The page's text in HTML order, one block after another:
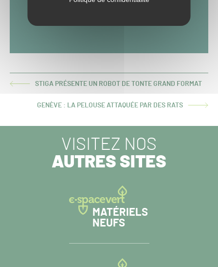
ARTICLESTIGA PRÉSENTE UN ROBOT DE TONTE GRAND FORMAT
ARTICLE
GENÈVE : LA PELOUSE ATTAQUÉE PAR DES RATS
VISITEZ NOS
AUTRES SITES
MATÉRIELS
NEUFS